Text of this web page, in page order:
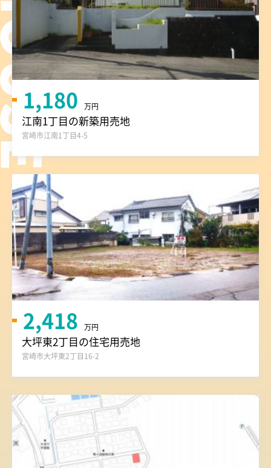
1,180 万円
江南1丁目の新築用売地
宮崎市江南1丁目4-5
2,418 万円
大坪東2丁目の住宅用売地
宮崎市大坪東2丁目16-2